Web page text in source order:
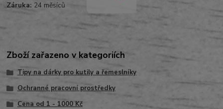
Záruka: 24 měsíců
Zboží zařazeno v kategoriích
Tipy na dárky pro kutily a řemeslníky
Ochranné pracovní prostředky
Cena od 1 - 1000 Kč